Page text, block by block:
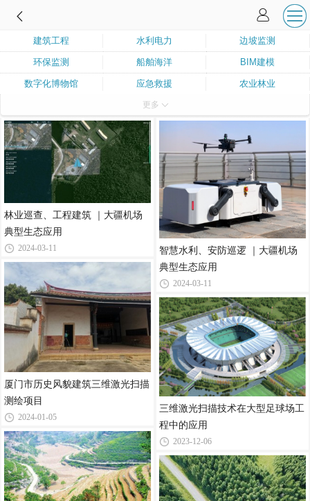
建筑工程 水利电力 边坡监测
环保监测 船舶海洋 BIM建模
数字化博物馆 应急救援 农业林业
更多
林业巡查、工程建筑 ｜大疆机场
典型生态应用
2024-03-11
厦门市历史风貌建筑三维激光扫描
测绘项目
2024-01-05
智慧水利、安防巡逻 ｜大疆机场
典型生态应用
2024-03-11
三维激光扫描技术在大型足球场工
程中的应用
2023-12-06